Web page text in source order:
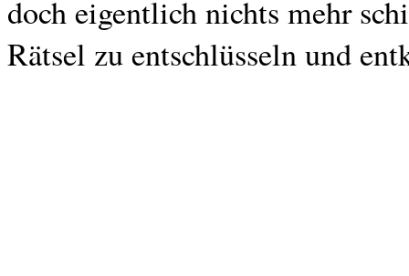
doch eigentlich nichts mehr
Rätsel zu entschlüsseln und